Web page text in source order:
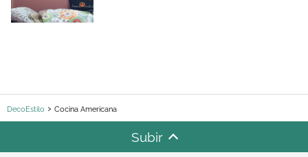
DecoEstilo Cocina Americana
Subir